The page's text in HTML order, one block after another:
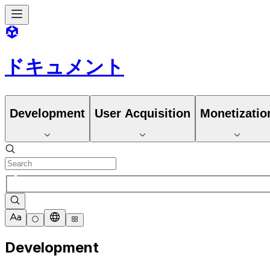
ドキュメント
Development User Acquisition
Development